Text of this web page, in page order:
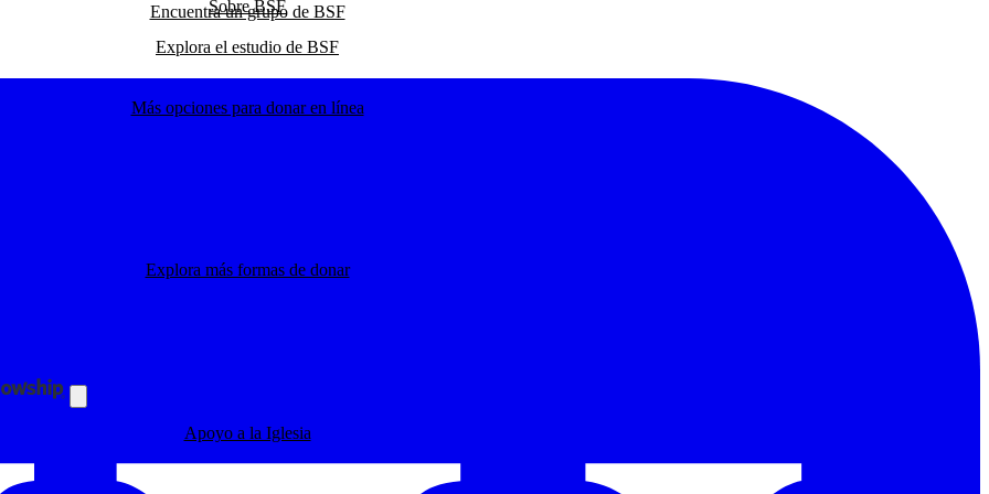
Sobre BSF
Explora el estudio de BSF
Más opciones para donar en línea
Explora más formas de donar
Apoyo a la Iglesia
Encuentra un grupo de BSF